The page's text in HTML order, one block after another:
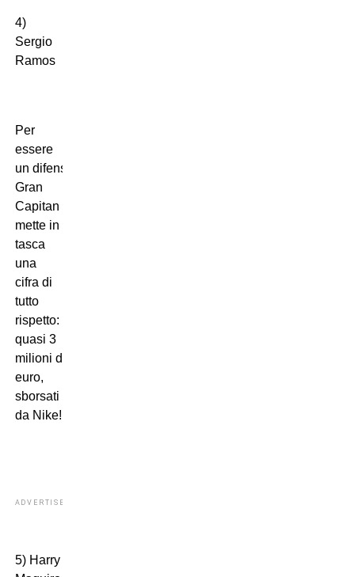
4)
Sergio
Ramos
Per
essere
un difensore, El
Gran
Capitan si
mette in
tasca
una
cifra di
tutto
rispetto:
quasi 3
milioni di
euro,
sborsati
da Nike!
ADVERTISEMENT
5) Harry